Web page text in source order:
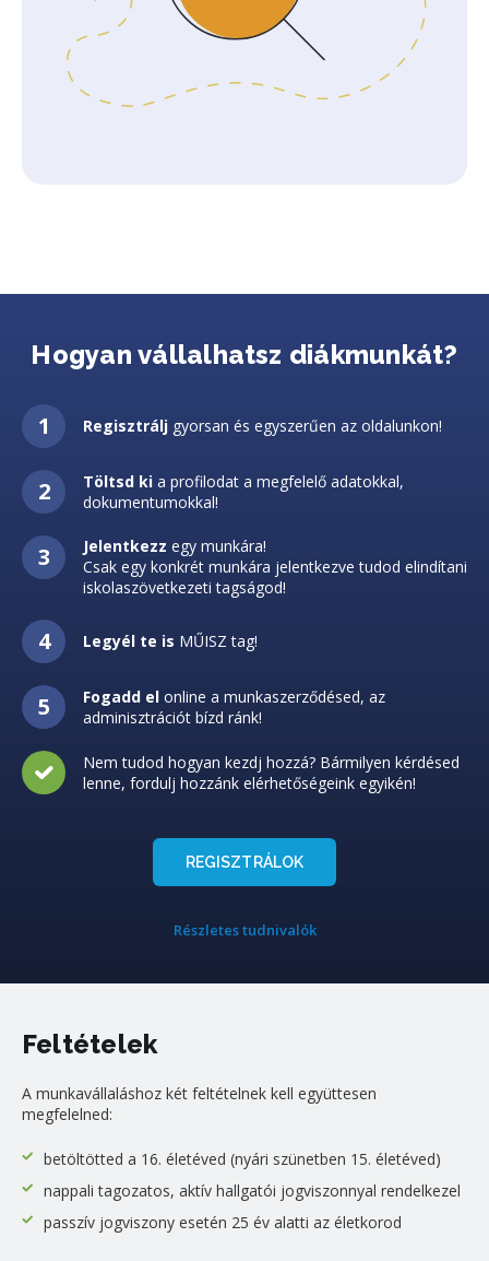
Hogyan vállalhatsz diákmunkát?
Regisztrálj gyorsan és egyszerűen az oldalunkon!
Töltsd ki a profilodat a megfelelő adatokkal,
dokumentumokkal!
Jelentkezz egy munkára!
Csak egy konkrét munkára jelentkezve tudod elindítani
iskolaszövetkezeti tagságod!
Legyél te is MŰISZ tag!
Fogadd el online a munkaszerződésed, az
adminisztrációt bízd ránk!
Nem tudod hogyan kezdj hozzá? Bármilyen kérdésed
lenne, fordulj hozzánk elérhetőségeink egyikén!
REGISZTRÁLOK
Részletes tudnivalók
Feltételek
A munkavállaláshoz két feltételnek kell együttesen
megfelelned:
betöltötted a 16. életéved (nyári szünetben 15. életéved)
nappali tagozatos, aktív hallgatói jogviszonnyal rendelkezel
passzív jogviszony esetén 25 év alatti az életkorod